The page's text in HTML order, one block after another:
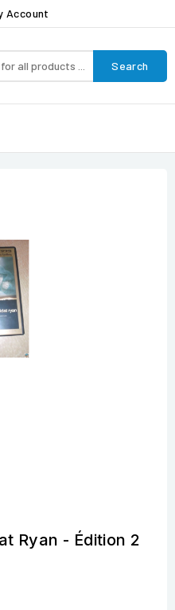
Account
Search
Ryan - Édition 2